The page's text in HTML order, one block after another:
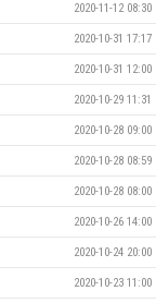
2020-11-12 08:30
2020-10-31 17:17
2020-10-31 12:00
2020-10-29 11:31
2020-10-28 09:00
2020-10-28 08:59
2020-10-28 08:00
2020-10-26 14:00
2020-10-24 20:00
2020-10-23 11:00